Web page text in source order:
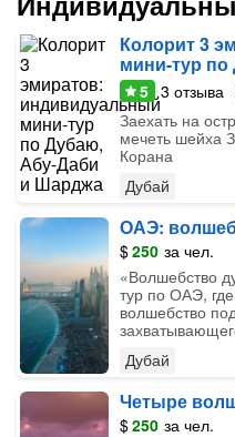
Колорит 3
мини-тур
5 3 отзыва
Заехать на
мечеть шейха
Корана
Дубай
ОАЭ:
$250 за чел.
«‎Волшебство
тур по ОАЭ,
волшебство
Дубай
Четыре
$250 за чел.